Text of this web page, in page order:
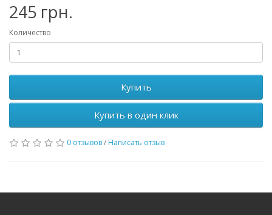
245 грн.
Количество
Купить
Купить в один клик
0 отзывов/ Написать отзыв